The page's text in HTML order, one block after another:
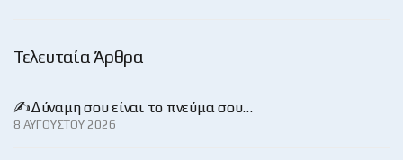
Τελευταία Άρθρα
✍️Δύναμη σου είναι το πνεύμα σου…
8 ΑΥΓΟΎΣΤΟΥ 2026